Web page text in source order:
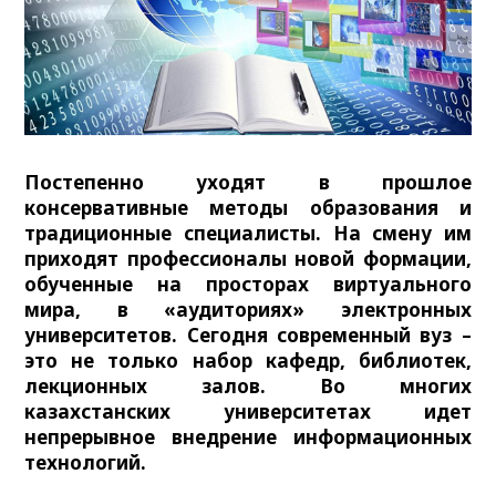
Постепенно уходят в прошлое
консервативные методы образования и
традиционные специалисты. На смену им
приходят профессионалы новой формации,
обученные на просторах виртуального
мира, в «аудиториях» электронных
университетов. Сегодня современный вуз –
это не только набор кафедр, библиотек,
лекционных залов. Во многих
казахстанских университетах идет
непрерывное внедрение информационных
технологий.